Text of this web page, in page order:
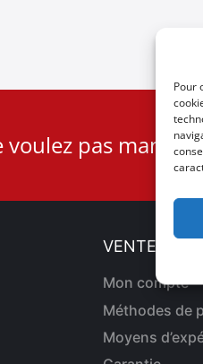
Pour
voulez pas
VENTES EN
Mon compte
Méthodes de
Moyens